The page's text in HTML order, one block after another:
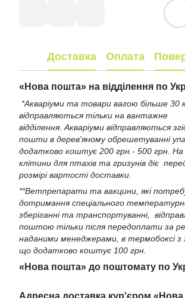
Доставка Оплата
« Нова пошта» на відділення по
*Акваріуми та товари вагою більше 30
відправляються тільки на вантажне
відділення. Акваріуми відправляються
пошти в дерев'яному обрешетуванні
додатково коштує 200 грн.- 500 грн. На
клітини для птахів та гризунів діє
розмірі вартості доставки.
**Ветпрепарати та вакцини, які
дотримання спеціального
зберіганні та транспортуванні,
поштою тільки після передоплати за
наданими менеджерами, в термобоксі з
що додатково коштує 100 грн.
«Нова пошта» до поштомату по